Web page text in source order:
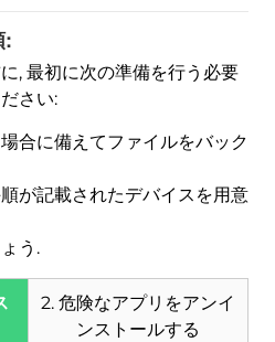
:
, 最初に次の準備を行う必要
さい:
合に備えてファイルをバック
が記載されたデバイスを用意
う.
2. 危険なアプリをアンイ
ンストールする